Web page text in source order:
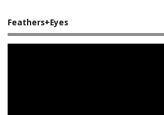
Feathers+Eyes